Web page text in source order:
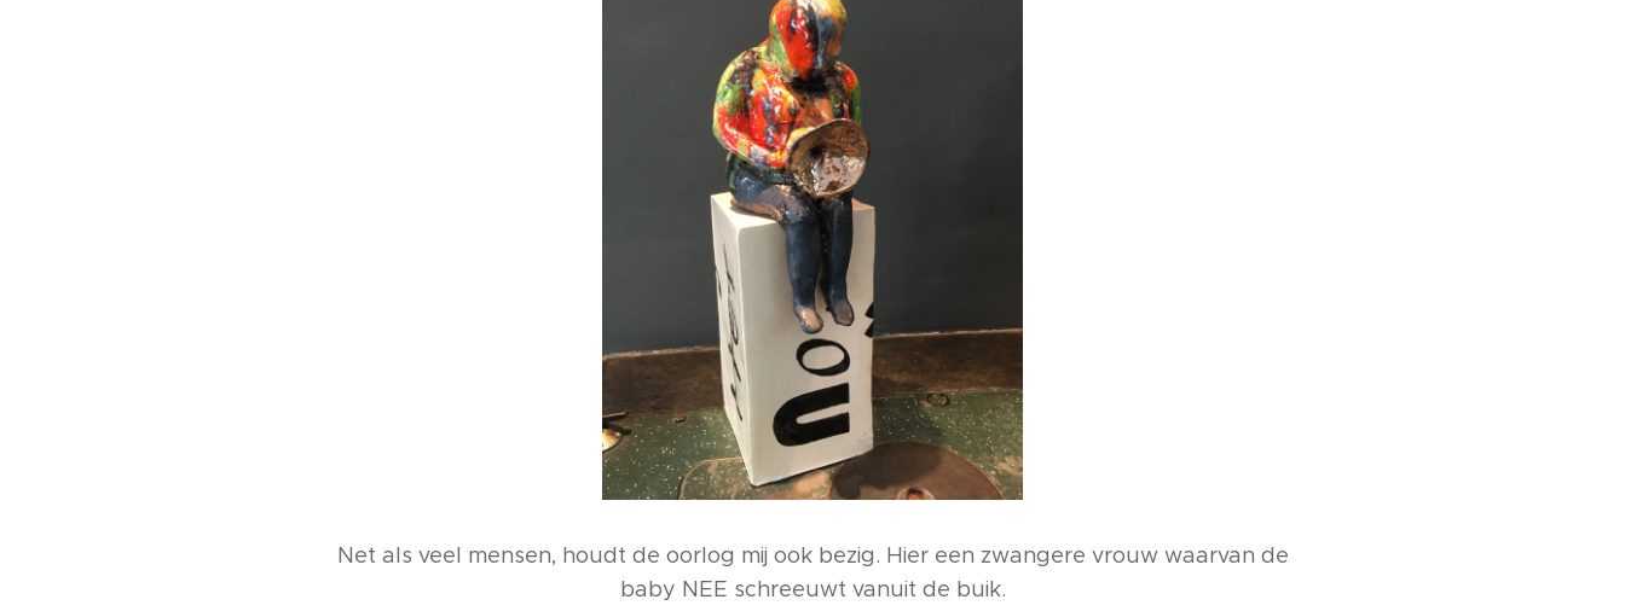
Net als veel mensen, houdt de oorlog mij ook bezig. Hier een zwangere vrouw waarvan de
baby NEE schreeuwt vanuit de buik.